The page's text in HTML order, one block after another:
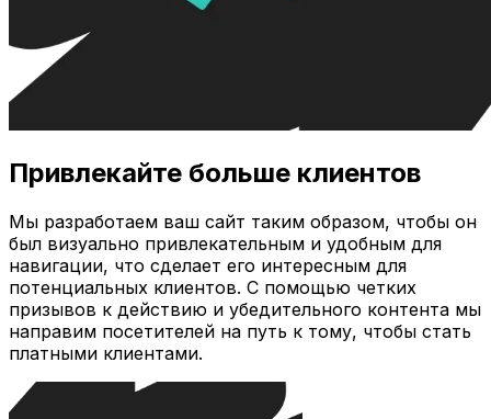
Привлекайте больше клиентов
Мы разработаем ваш сайт таким образом, чтобы он
был визуально привлекательным и удобным для
навигации, что сделает его интересным для
потенциальных клиентов. С помощью четких
призывов к действию и убедительного контента мы
направим посетителей на путь к тому, чтобы стать
платными клиентами.